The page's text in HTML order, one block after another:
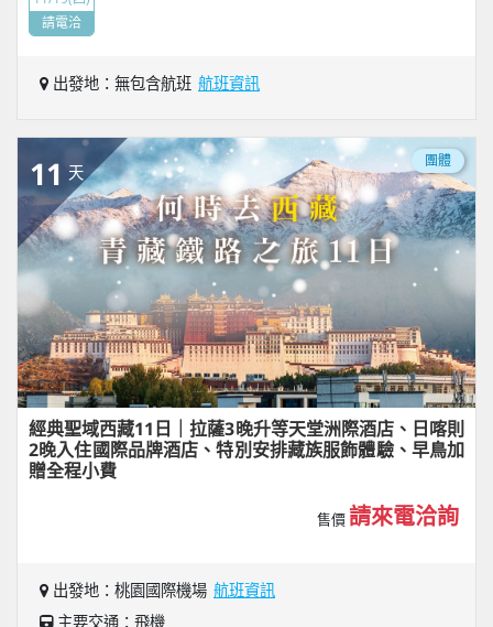
請電洽
出發地：無包含航班 航班資訊
11 天
團體
經典聖域西藏11日｜拉薩3晚升等天堂洲際酒店、日喀則
2晚入住國際品牌酒店、特別安排藏族服飾體驗、早鳥加
贈全程小費
售價 請來電洽詢
出發地：桃園國際機場 航班資訊
主要交通：飛機